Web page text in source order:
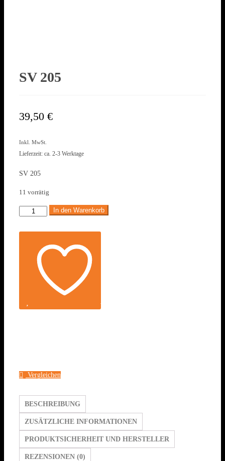
SV 205
39,50 €
Inkl. MwSt.
Lieferzeit: ca. 2-3 Werktage
SV 205
11 vorrätig
In den Warenkorb
Vergleichen
BESCHREIBUNG
ZUSÄTZLICHE INFORMATIONEN
PRODUKTSICHERHEIT UND HERSTELLER
REZENSIONEN (0)